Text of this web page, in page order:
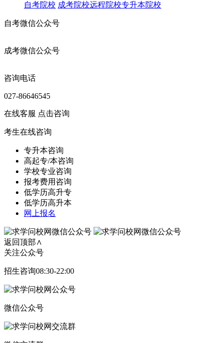
自考院校 成考院校远程院校专升本院校
自考微信公众号
成考微信公众号
咨询电话
027-86646545
在线客服 点击咨询
考生在线咨询
专升本咨询
高起专/本咨询
学校专业咨询
报考费用咨询
低学历高升专
低学历高升本
网上报名
返回顶部∧
关注公众号
招生咨询08:30-22:00
微信公众号